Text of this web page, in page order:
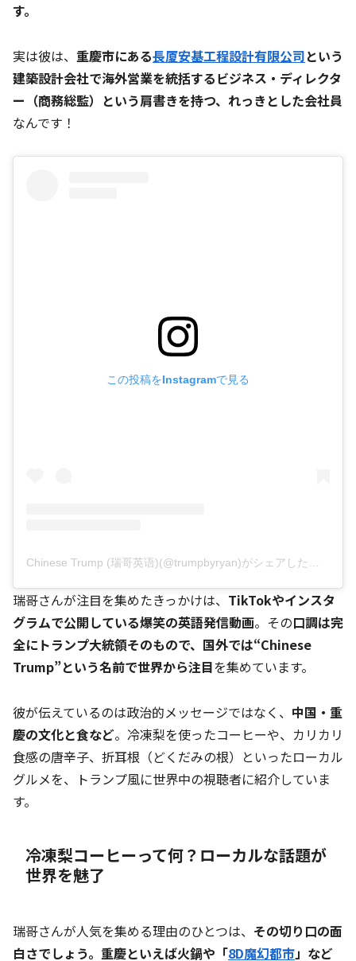
す。
実は彼は、 重慶市にある長厦安基工程設計有限公司という
建築設計会社で海外営業を統括するビジネス・ディレクタ
ー（商務総監）という肩書きを持つ、れっきとした会社員
なんです！
この投稿をInstagramで見る
瑞哥さんが注目を集めたきっかけは、 TikTokやインスタ
グラムで公開している爆笑の英語発信動画。その口調は完
全にトランプ大統領そのもので、国外では“Chinese
Trump”という名前で世界から注目を集めています。
彼が伝えているのは政治的メッセージではなく、 中国・重
慶の文化と食など。冷凍梨を使ったコーヒーや、カリカリ
食感の唐辛子、折耳根（どくだみの根）といったローカル
グルメを、トランプ風に世界中の視聴者に紹介していま
す。
冷凍梨コーヒーって何？ローカルな話題が
世界を魅了
瑞哥さんが人気を集める理由のひとつは、 その切り口の面
白さでしょう。重慶といえば火鍋や「8D魔幻都市」など